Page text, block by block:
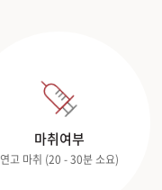
마취여부
연고 마취 (20 - 30분 소요)